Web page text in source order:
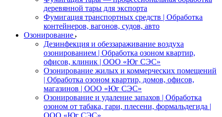
деревянной тары для экспорта
Фумигация транспортных средств | Обработка
контейнеров, вагонов, судов, авто
Озонирование
Дезинфекция и обеззараживание воздуха
озонированием | Обработка озоном квартир,
офисов, клиник | ООО «Юг СЭС»
Озонирование жилых и коммерческих помещений
| Обработка озоном квартир, домов, офисов,
магазинов | ООО «Юг СЭС»
Озонирование и удаление запахов | Обработка
озоном от табака, гари, плесени, формальдегида |
ООО «Юг СЭС»